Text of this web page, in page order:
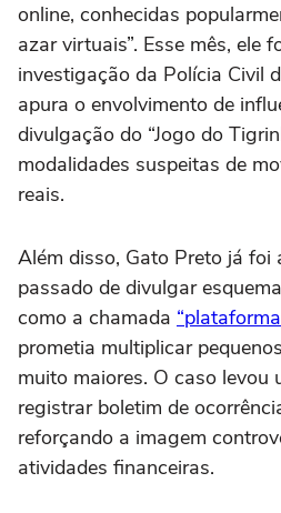
online, conhecidas
azar virtuais”. Esse mês, ele
investigação da Polícia Civil
apura o envolvimento de
divulgação do “Jogo do
modalidades suspeitas de
reais.
Além disso, Gato Preto já
passado de divulgar
como a chamada
prometia multiplicar
muito maiores. O caso levou
registrar boletim de
reforçando a imagem
atividades financeiras.